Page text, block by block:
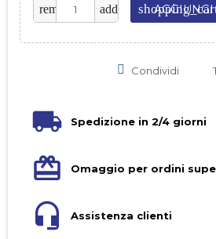
remove add
Condividi
Spedizione in 2/4 giorni
Omaggio per ordini
Assistenza clienti